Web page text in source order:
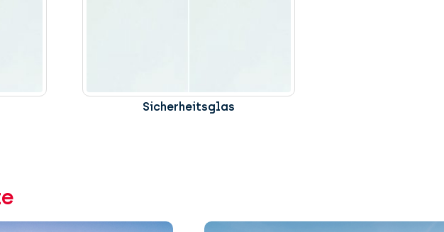
Sicherheitsglas